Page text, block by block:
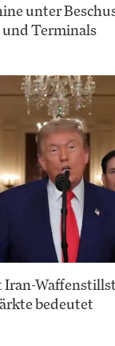
unter
Terminals
bedeutet